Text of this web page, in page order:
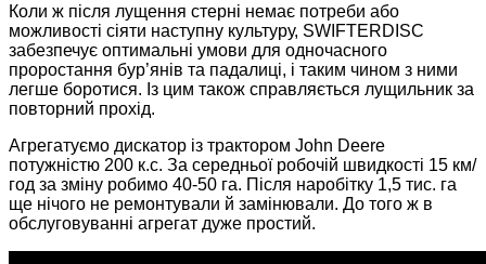
Коли ж після лущення стерні немає потреби або
можливості сіяти наступну культуру, SWIFTERDISC
забезпечує оптимальні умови для одночасного
проростання бур’янів та падалиці, і таким чином з ними
легше боротися. Із цим також справляється лущильник за
повторний прохід.
Агрегатуємо дискатор із трактором John Deere
потужністю 200 к.с. За середньої робочій швидкості 15 км/
год за зміну робимо 40-50 га. Після наробітку 1,5 тис. га
ще нічого не ремонтували й замінювали. До того ж в
обслуговуванні агрегат дуже простий.